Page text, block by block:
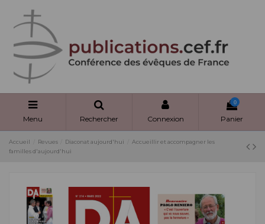
Menu Rechercher Connexion
0
Panier
Accueil Revues Diaconat aujourd'hui
Accueillir et accompagner les
familles d'aujourd'hui